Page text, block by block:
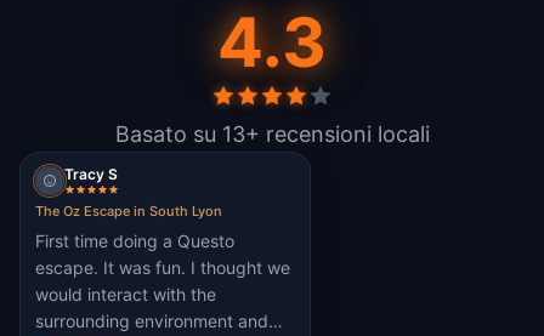
4.3
Basato su 13+ recensioni locali
Tracy S
The Oz Escape in South Lyon
First time doing a Questo
escape. It was fun. I thought we
would interact with the
surrounding environment and